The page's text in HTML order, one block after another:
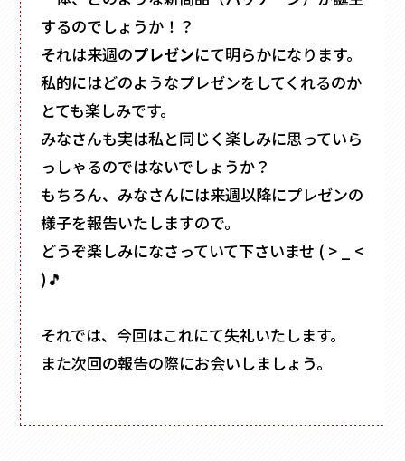
するのでしょうか！？
それは来週のプレゼンにて明らかになります。
私的にはどのようなプレゼンをしてくれるのか
とても楽しみです。
みなさんも実は私と同じく楽しみに思っていら
っしゃるのではないでしょうか？
もちろん、みなさんには来週以降にプレゼンの
様子を報告いたしますので。
どうぞ楽しみになさっていて下さいませ ( > _ <
)🎵
それでは、今回はこれにて失礼いたします。
また次回の報告の際にお会いしましょう。